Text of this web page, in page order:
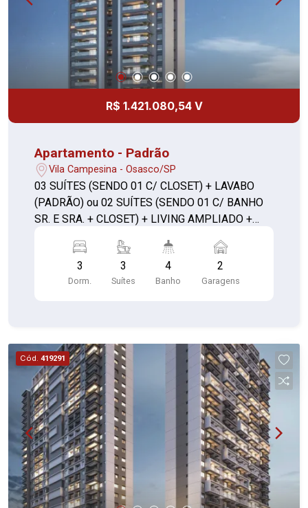
R$ 1.421.080,54 V
Apartamento - Padrão
Vila Campesina - Osasco/SP
03 SUÍTES (SENDO 01 C/ CLOSET) + LAVABO
(PADRÃO) ou 02 SUÍTES (SENDO 01 C/ BANHO
SR. E SRA. + CLOSET) + LIVING AMPLIADO +
OFFICE + CLOSET) + LIVING AMPLIADO +
LAVABO (DECORADO)
3
Dorm.
3
Suítes
4
Banho
2
Garagens
Cód. 419291